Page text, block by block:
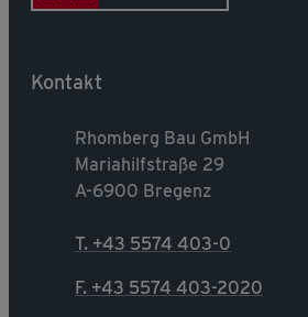
Kontakt
Rhomberg Bau GmbH
Mariahilfstraße 29
A-6900 Bregenz
T. +43 5574 403-0
F. +43 5574 403-2020